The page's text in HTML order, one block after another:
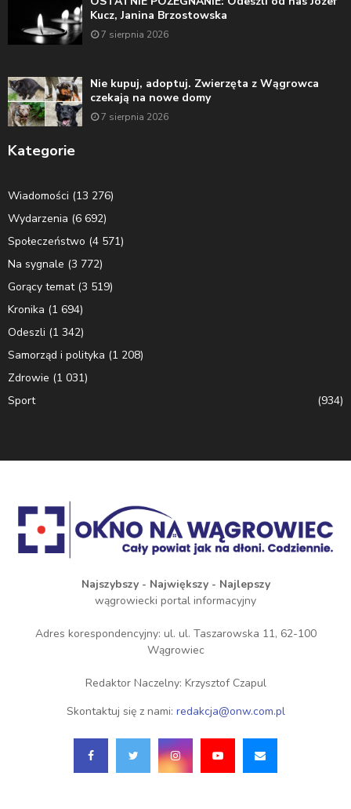
Kucz, Janina Brzostowska
7 sierpnia 2026
Nie kupuj, adoptuj. Zwierzęta z Wągrowca
czekają na nowe domy
7 sierpnia 2026
Kategorie
Wiadomości (13 276)
Wydarzenia (6 692)
Społeczeństwo (4 571)
Na sygnale (3 772)
Gorący temat(3 519)
Kronika (1 694)
Odeszli (1 342)
Samorząd i polityka (1 208)
Zdrowie (1 031)
Sport
(934)
Najszybszy - Największy - Najlepszy
wągrowiecki portal informacyjny
Adres korespondencyjny: ul. ul. Taszarowska 11, 62-100
Wągrowiec
Redaktor Naczelny: Krzysztof Czapul
Skontaktuj się z nami: redakcja@onw.com.pl